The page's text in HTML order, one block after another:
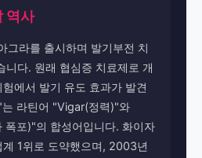
역사
그라를 출시하며 발기부전 치
니다. 원래 협심증 치료제로 개
에서 발기 유도 효과가 발견
라틴어 "Vigar(정력)"와
포)"의 합성어입니다. 화이자
1위로 도약했으며, 2003년